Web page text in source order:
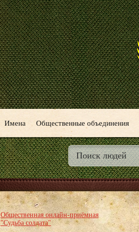
Имена Общественные объединения
Общественная онлайн-приёмная
"Судьба солдата"